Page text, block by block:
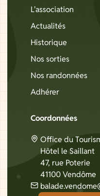
L'association
Actualités
Historique
Nos sorties
Nos randonnées
Adhérer
Coordonnées
Office du
Hôtel le Saillant
47, rue Poterie
41100 Vendôme